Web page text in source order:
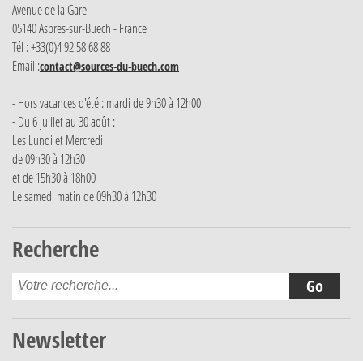
Avenue de la Gare
05140 Aspres-sur-Buëch - France
Tél : +33(0)4 92 58 68 88
Email :contact@sources-du-buech.com
- Hors vacances d'été : mardi de 9h30 à 12h00
- Du 6 juillet au 30 août :
Les Lundi et Mercredi
de 09h30 à 12h30
et de 15h30 à 18h00
Le samedi matin de 09h30 à 12h30
Recherche
Newsletter